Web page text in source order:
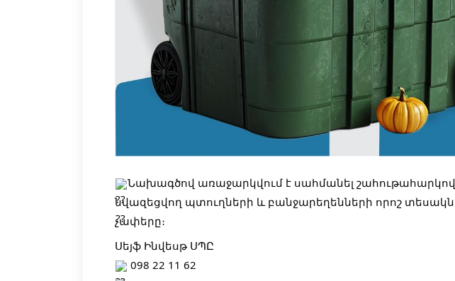
Նախագծով առաջարկվում է սահմանել
նվազեցվող պտուղների և բանջարեղենների որոշ
չափերը։
Սեյֆ Ինվեսթ ՍՊԸ
098 22 11 62